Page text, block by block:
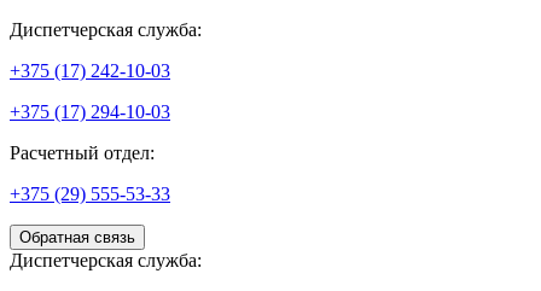
Диспетчерская служба:
+375 (17) 242-10-03
+375 (17) 294-10-03
Расчетный отдел:
+375 (29) 555-53-33
Обратная связь
Диспетчерская служба: